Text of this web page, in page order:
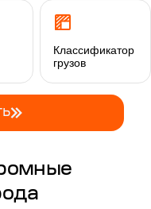
Классификатор
грузов